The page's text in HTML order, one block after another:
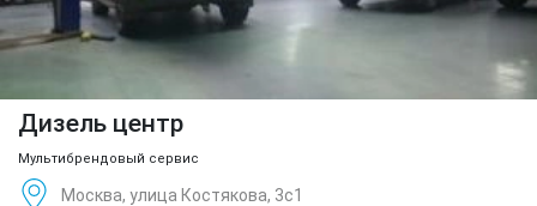
Дизель центр
Мультибрендовый сервис
Москва, улица Костякова, 3с1